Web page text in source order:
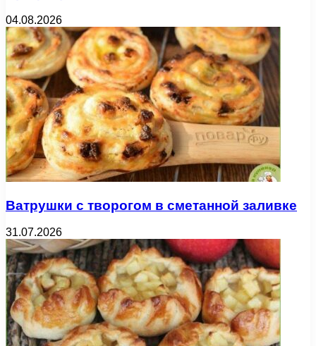
04.08.2026
Ватрушки с творогом в сметанной заливке
31.07.2026